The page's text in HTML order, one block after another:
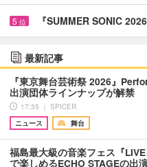
5 位 『SUMMER SONIC
最新記事
『東京舞台芸術祭 2026』
出演団体ラインナップが解禁
17:35 ｜ SPICER
ニュース
舞台
福島最大級の音楽フェス『
で楽しめるECHO STAGEの出